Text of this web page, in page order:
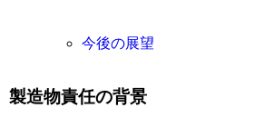
今後の展望
製造物責任の背景